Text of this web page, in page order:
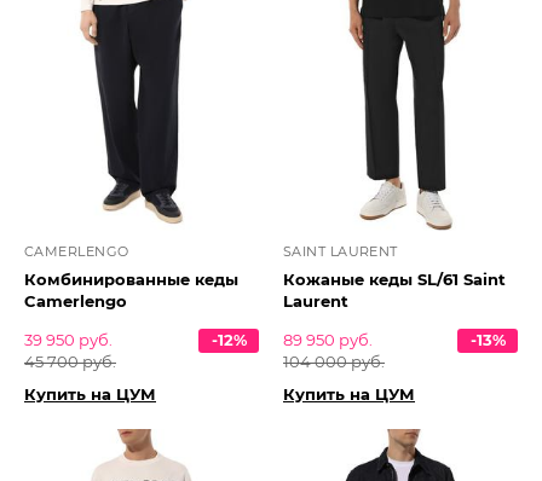
CAMERLENGO
Комбинированные кеды
Camerlengo
39 950 руб.
45 700 руб.
-12%
Купить на ЦУМ
SAINT LAURENT
Кожаные кеды SL/61 Saint
Laurent
89 950 руб.
104 000 руб.
-13%
Купить на ЦУМ